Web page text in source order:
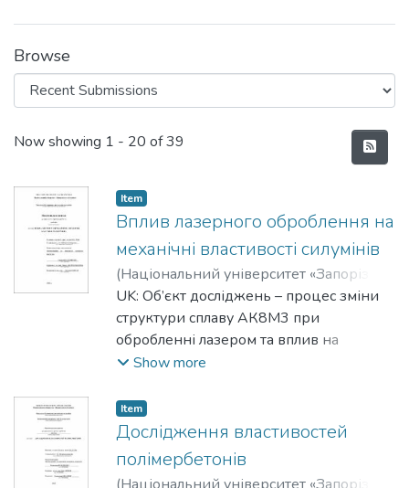
Browse
Recent Submissions
Now showing 1 - 20 of 39
Item
Вплив лазерного оброблення на
механічні властивості силумінів
(Національний університет «Запорізька
політехніка»,2025)Московченко, Євген
Романович;Moskovchenko, Yevgen
UK: Об’єкт досліджень – процес зміни
структури сплаву АК8М3 при
обробленні лазером та вплив на
механічні властивості.
твердість та шорсткість поверхні сплаву
АК8М3 при різному вмісті заліза.
Мета роботи – дослідити структурні
зміни та зміни механічних властивостей
Show more
Item
Дослідження властивостей
полімербетонів